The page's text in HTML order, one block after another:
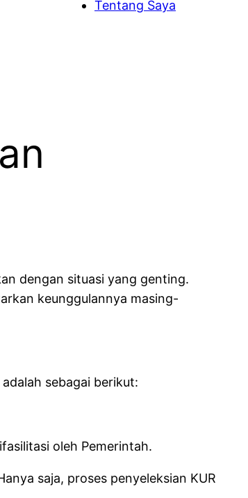
Tentang Saya
dengan situasi yang genting.
keunggulannya masing-
sebagai berikut:
oleh Pemerintah.
saja, proses penyeleksian KUR